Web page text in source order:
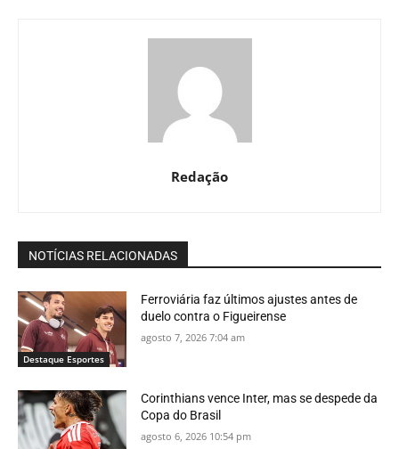
Redação
NOTÍCIAS RELACIONADAS
Destaque Esportes
Ferroviária faz últimos ajustes antes de
duelo contra o Figueirense
agosto 7, 2026 7:04 am
Corinthians vence Inter, mas se despede da
Copa do Brasil
agosto 6, 2026 10:54 pm